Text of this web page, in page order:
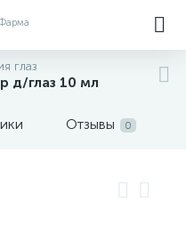
глаз
д/глаз 10 мл
Отзывы 0